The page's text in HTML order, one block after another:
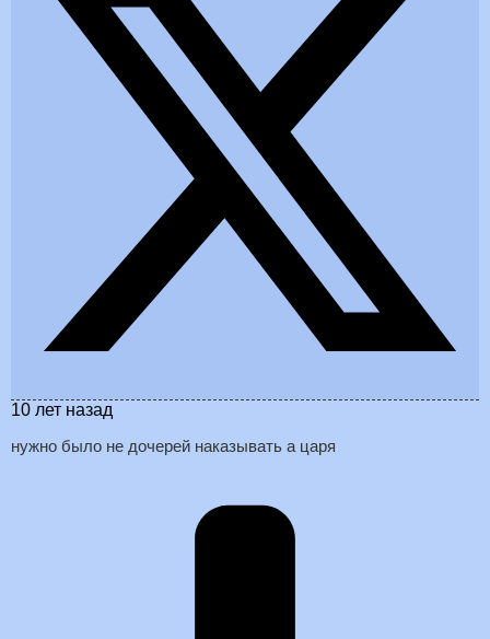
10 лет назад
нужно было не дочерей наказывать а царя